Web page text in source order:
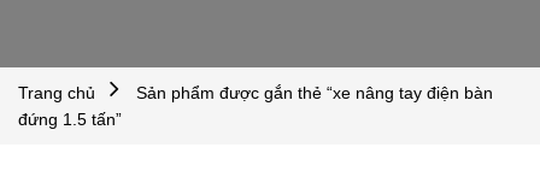
Trang chủ
Sản phẩm được gắn thẻ “xe nâng tay điện bàn
đứng 1.5 tấn”